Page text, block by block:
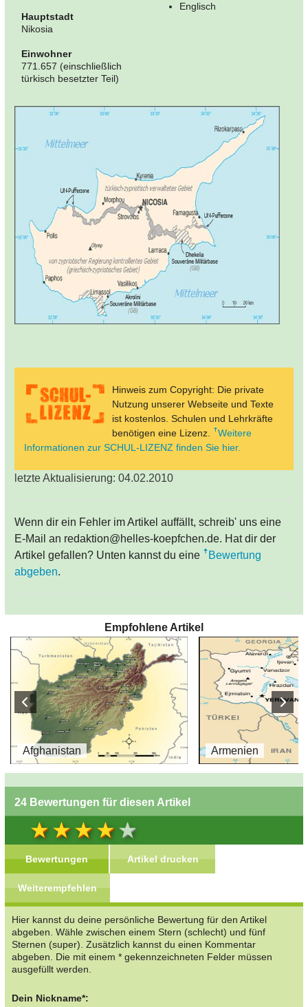
Englisch
Hauptstadt
Nikosia
Einwohner
771.657 (einschließlich
türkisch besetzter Teil)
Hinweis zum Copyright: Die private
Nutzung unserer Webseite und Texte
ist kostenlos. Schulen und Lehrkräfte
benötigen eine Lizenz.
Weitere
Informationen zur SCHUL-LIZENZ finden Sie hier.
letzte Aktualisierung: 04.02.2010
Wenn dir ein Fehler im Artikel auffällt, schreib' uns eine
E-Mail an redaktion@helles-koepfchen.de. Hat dir der
Artikel gefallen? Unten kannst du eine
Bewertung
abgeben.
Empfohlene Artikel
Afghanistan Armenien
24 Bewertungen für diesen Artikel
Bewertungen Artikel drucken
Weiterempfehlen
Hier kannst du deine persönliche Bewertung für den Artikel
abgeben. Wähle zwischen einem Stern (schlecht) und fünf
Sternen (super). Zusätzlich kannst du einen Kommentar
abgeben. Die mit einem * gekennzeichneten Felder müssen
ausgefüllt werden.
Dein Nickname*: